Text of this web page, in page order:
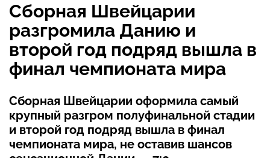
Сборная Швейцарии
разгромила Данию и
второй год подряд вышла в
финал чемпионата мира
Сборная Швейцарии оформила самый
крупный разгром полуфинальной стадии
и второй год подряд вышла в финал
чемпионата мира, не оставив шансов